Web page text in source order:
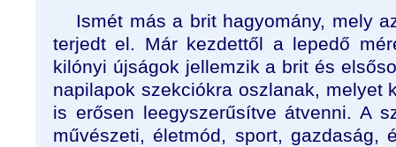
Ismét más a brit hagyomány, mely
terjedt el. Már kezdettől a lepedő
kilónyi újságok jellemzik a brit és
napilapok szekciókra oszlanak, melyet
is erősen leegyszerűsítve átvenni. A
művészeti, életmód, sport, gazdaság,